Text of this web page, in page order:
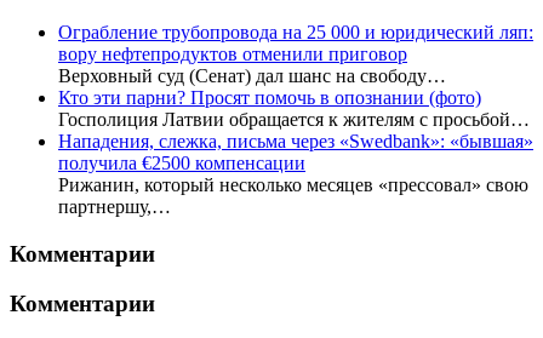
Ограбление трубопровода на 25 000 и юридический ляп:
вору нефтепродуктов отменили приговор
Верховный суд (Сенат) дал шанс на свободу…
Кто эти парни? Просят помочь в опознании (фото)
Госполиция Латвии обращается к жителям с просьбой…
Нападения, слежка, письма через «Swedbank»: «бывшая»
получила €2500 компенсации
Рижанин, который несколько месяцев «прессовал» свою
партнершу,…
Комментарии
Комментарии